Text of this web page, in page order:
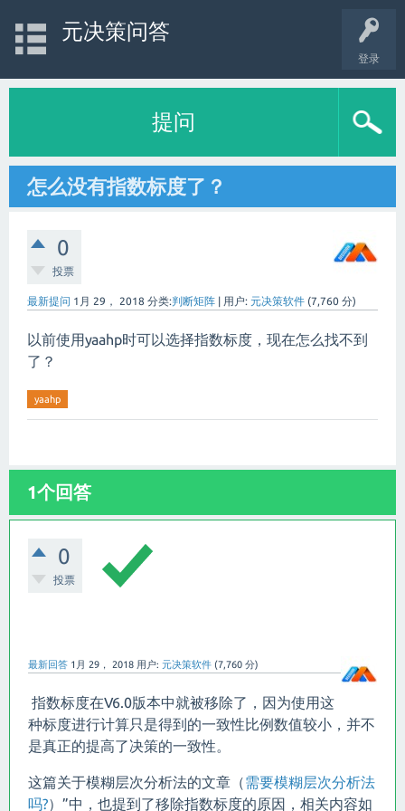
登录
元决策问答
提问
怎么没有指数标度了？
0
投票
最新提问 1月 29， 2018 分类:判断矩阵 | 用户: 元决策软件 (7,760 分)
以前使用yaahp时可以选择指数标度，现在怎么找不到
了？
yaahp
1个回答
0
投票
最新回答 1月 29， 2018 用户: 元决策软件 (7,760 分)
指数标度在V6.0版本中就被移除了，因为使用这
种标度进行计算只是得到的一致性比例数值较小，并不
是真正的提高了决策的一致性。
这篇关于模糊层次分析法的文章（需要模糊层次分析法
吗?）”中，也提到了移除指数标度的原因，相关内容如